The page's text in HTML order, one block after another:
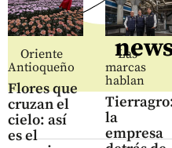
Oriente
Antioqueño
Flores que
cruzan el
cielo: así
es el
Las
marcas
hablan
la
empresa